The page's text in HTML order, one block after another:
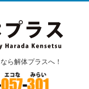
ら解体プラスへ！